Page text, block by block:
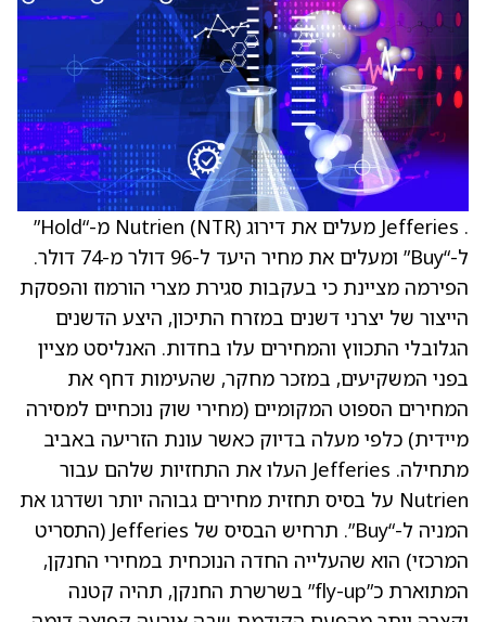
. Jefferies מעלים את דירוג Nutrien (NTR) מ-“Hold”
ל-“Buy” ומעלים את מחיר היעד ל-96 דולר מ-74 דולר.
הפירמה מציינת כי בעקבות סגירת מצרי הורמוז והפסקת
הייצור של יצרני דשנים במזרח התיכון, היצע הדשנים
הגלובלי התכווץ והמחירים עלו בחדות. האנליסט מציין
בפני המשקיעים, במזכר מחקר, שהעימות דחף את
המחירים הספוט המקומיים (מחירי שוק נוכחיים למסירה
מיידית) כלפי מעלה בדיוק כאשר עונת הזריעה באביב
מתחילה. Jefferies העלו את התחזיות שלהם עבור
Nutrien על בסיס תחזית מחירים גבוהה יותר ושדרגו את
המניה ל-“Buy”. תרחיש הבסיס של Jefferies (התסריט
המרכזי) הוא שהעלייה החדה הנוכחית במחירי החנקן,
המתוארת כ”fly-up” בשרשרת החנקן, תהיה קטנה